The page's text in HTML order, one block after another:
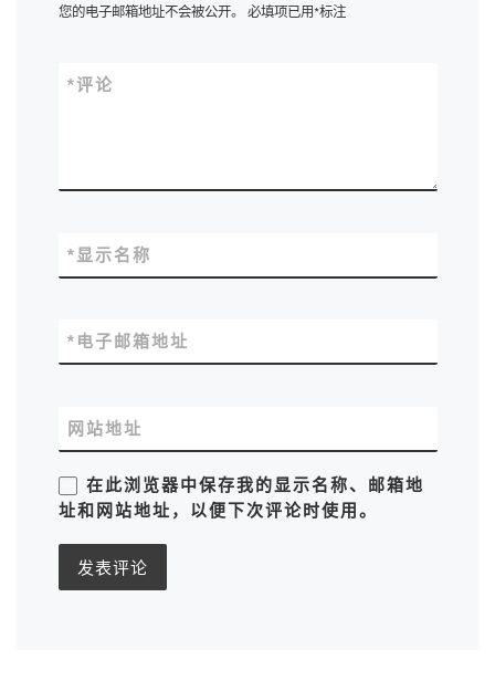
您的电子邮箱地址不会被公开。 必填项已用*标注
评论
*
显示名称
*
电子邮箱地址
*
网站地址
在此浏览器中保存我的显示名称、邮箱地
址和网站地址，以便下次评论时使用。